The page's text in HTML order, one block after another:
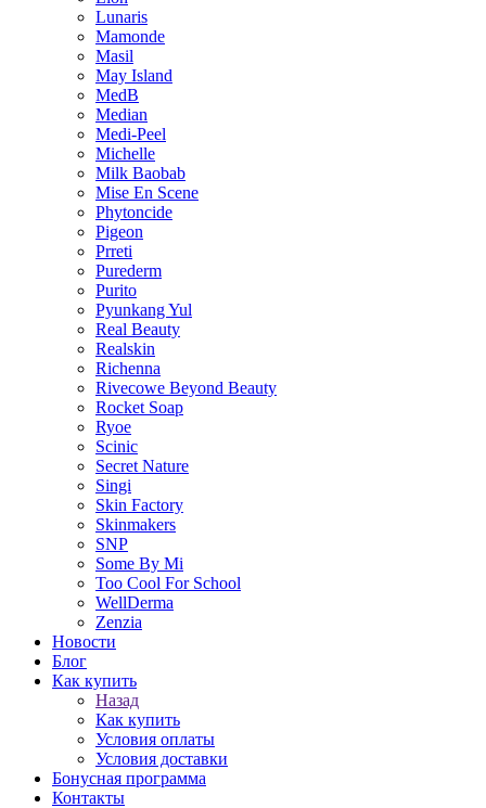
Lunaris
Mamonde
Masil
May Island
MedB
Median
Medi-Peel
Michelle
Milk Baobab
Mise En Scene
Phytoncide
Pigeon
Prreti
Purederm
Purito
Pyunkang Yul
Real Beauty
Realskin
Richenna
Rivecowe Beyond Beauty
Rocket Soap
Ryoe
Scinic
Secret Nature
Singi
Skin Factory
Skinmakers
SNP
Some By Mi
Too Cool For School
WellDerma
Zenzia
Новости
Блог
Как купить
Назад
Как купить
Условия оплаты
Условия доставки
Бонусная программа
Контакты